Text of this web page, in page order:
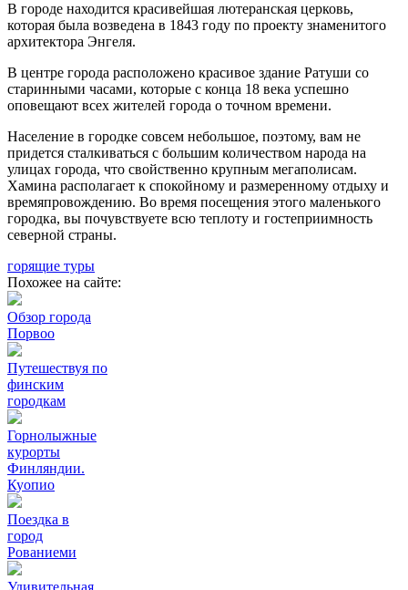
В городе находится красивейшая лютеранская церковь,
которая была возведена в 1843 году по проекту знаменитого
архитектора Энгеля.
В центре города расположено красивое здание Ратуши со
старинными часами, которые с конца 18 века успешно
оповещают всех жителей города о точном времени.
Население в городке совсем небольшое, поэтому, вам не
придется сталкиваться с большим количеством народа на
улицах города, что свойственно крупным мегаполисам.
Хамина располагает к спокойному и размеренному отдыху и
времяпровождению. Во время посещения этого маленького
городка, вы почувствуете всю теплоту и гостеприимность
северной страны.
горящие туры
Похожее на сайте:
Обзор города
Порвоо
Путешествуя по
финским
городкам
Горнолыжные
курорты
Финляндии.
Куопио
Поездка в
город
Рованиеми